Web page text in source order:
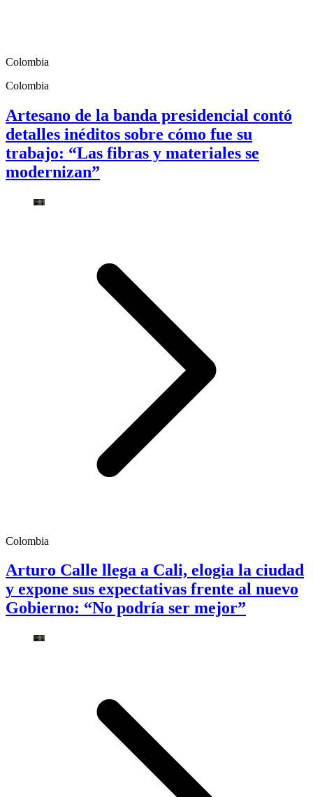
Colombia
Colombia
Artesano de la banda presidencial contó
detalles inéditos sobre cómo fue su
trabajo: “Las fibras y materiales se
modernizan”
Colombia
Arturo Calle llega a Cali, elogia la ciudad
y expone sus expectativas frente al nuevo
Gobierno: “No podría ser mejor”